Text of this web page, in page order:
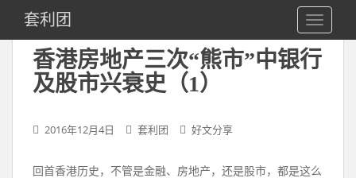
i
套利团
香港房地产三次“熊市”中银行
及股市兴衰史（1）
2016年12月4日 套利团 好文分享
回首香港历史，不管是金融、房地产，还是股市，都是这么